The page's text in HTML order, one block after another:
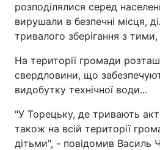
розподілялися серед
вирушали в безпечні місця,
тривалого зберігання з
На території громади
свердловини, що
видобутку технічної води...
"У Торецьку, де тривають
також на всій території
дітьми", - повідомив Василь